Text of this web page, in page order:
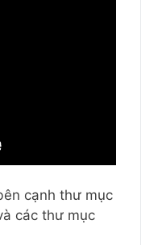
cạnh thư mục
các thư mục